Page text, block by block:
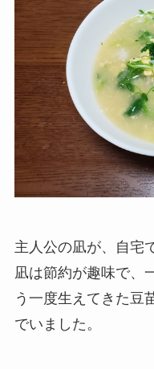
主人公の凪が、自宅
凪は節約が趣味で、
う一度生えてきた豆
でいました。